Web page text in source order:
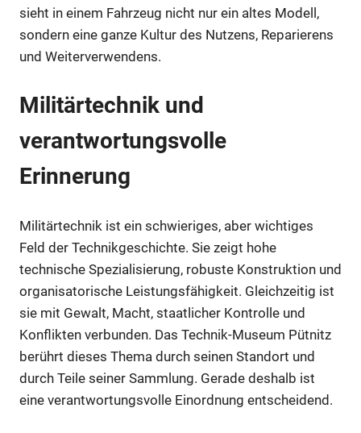
sieht in einem Fahrzeug nicht nur ein altes Modell,
sondern eine ganze Kultur des Nutzens, Reparierens
und Weiterverwendens.
Militärtechnik und
verantwortungsvolle
Erinnerung
Militärtechnik ist ein schwieriges, aber wichtiges
Feld der Technikgeschichte. Sie zeigt hohe
technische Spezialisierung, robuste Konstruktion und
organisatorische Leistungsfähigkeit. Gleichzeitig ist
sie mit Gewalt, Macht, staatlicher Kontrolle und
Konflikten verbunden. Das Technik-Museum Pütnitz
berührt dieses Thema durch seinen Standort und
durch Teile seiner Sammlung. Gerade deshalb ist
eine verantwortungsvolle Einordnung entscheidend.